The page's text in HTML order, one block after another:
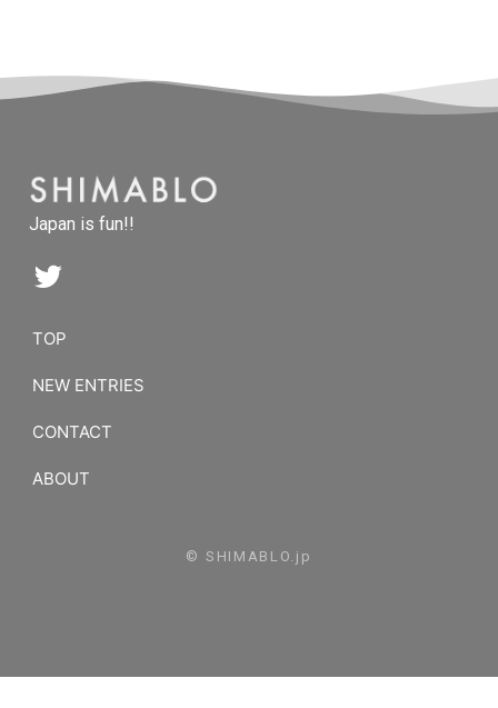
Japan is fun!!
TOP
NEW ENTRIES
CONTACT
ABOUT
© SHIMABLO.jp